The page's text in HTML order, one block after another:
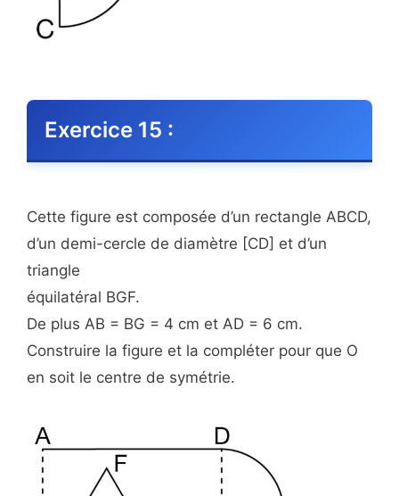
Exercice 15 :
Cette figure est composée d’un rectangle ABCD,
d’un demi-cercle de diamètre [CD] et d’un
triangle
équilatéral BGF.
De plus AB = BG = 4 cm et AD = 6 cm.
Construire la figure et la compléter pour que O
en soit le centre de symétrie.